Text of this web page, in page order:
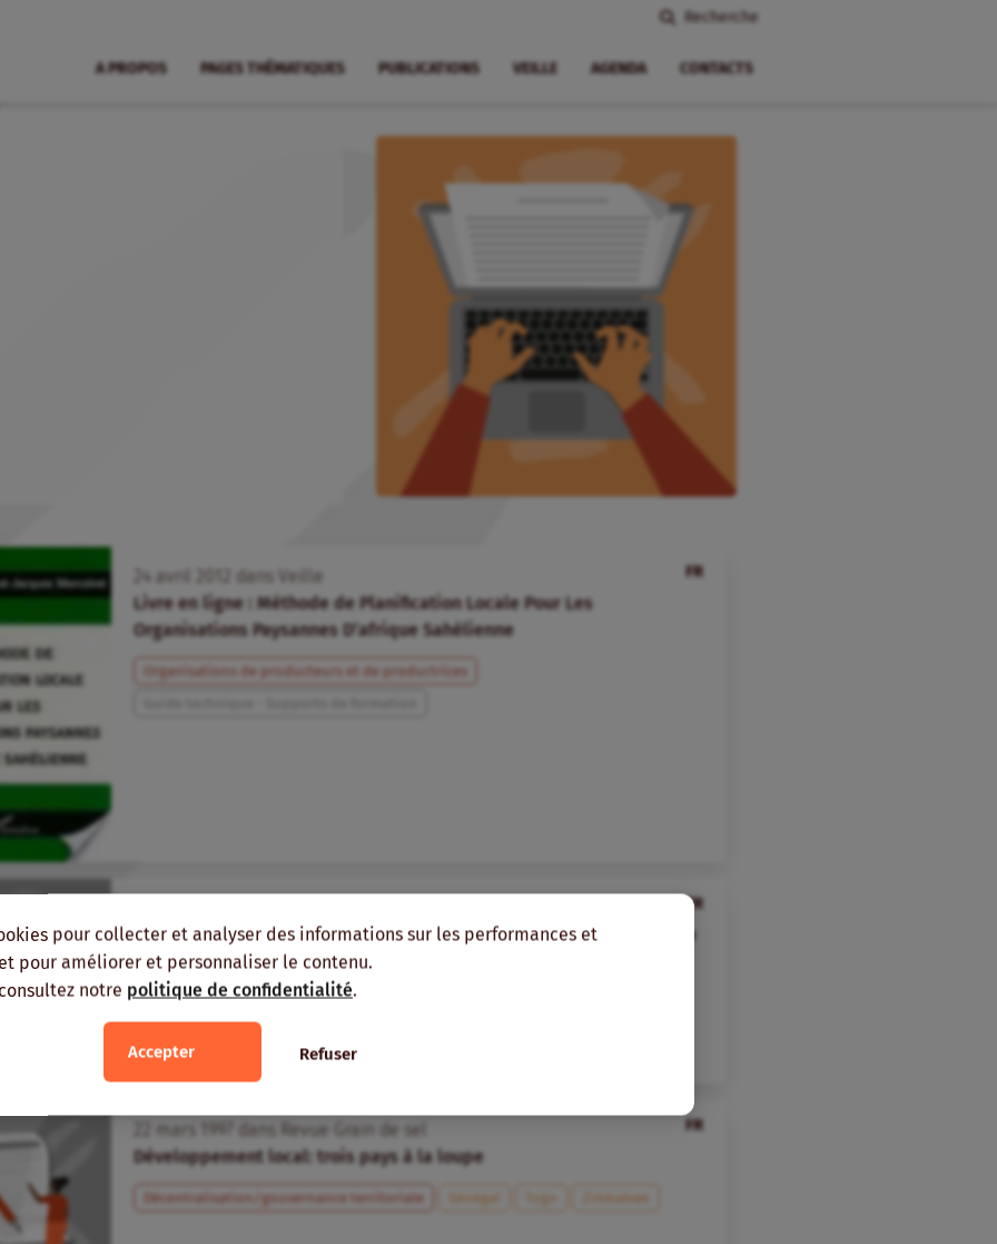
pour collecter et analyser des informations sur les performances et
pour améliorer et personnaliser le contenu.
notre politique de confidentialité.
Accepter Refuser
Recherche
A PROPOS PAGES THÉMATIQUES PUBLICATIONS VEILLE AGENDA CONTACTS
FR
24 avril dans
Veille
Livre en ligne : Méthode de Planification Locale Pour Les
Organisations Paysannes D’afrique Sahélienne
Organisations de producteurs et de productrices
FR
Livre en ligne : méthode de planification locale pour les OP d’Afrique
sahelienne, 1993
Organisations de producteurs et de productrices
FR
mars 1997 dans
Revue Grain de sel
Développement local: trois pays à la loupe
Décentralisation/gouvernance territoriale Sénégal Togo Zimbabwe